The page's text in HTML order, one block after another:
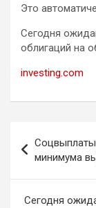
Это
Сегодня
облигаций на
investing.com
по
записям
Соцвыплаты
минимума
Сегодня